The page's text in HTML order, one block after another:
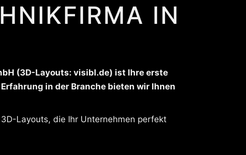
IN
(3D-Layouts: visibl.de) ist Ihre erste
in der Branche bieten wir Ihnen
Layouts, die Ihr Unternehmen perfekt